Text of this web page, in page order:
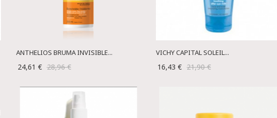
ANTHELIOS BRUMA INVISIBLE...
24,61 € 28,96 €
VICHY CAPITAL SOLEIL...
16,43 € 21,90 €